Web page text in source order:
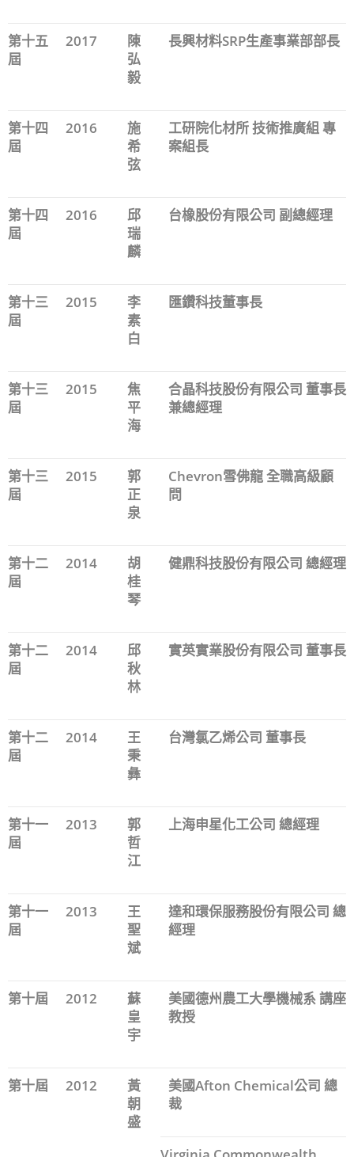
第十五
屆
2017
陳
弘
毅
長興材料SRP生產事業部部長
第十四
屆
2016
施
希
弦
工研院化材所 技術推廣組 專
案組長
第十四
屆
2016
邱
瑞
麟
台橡股份有限公司 副總經理
第十三
屆
2015
李
素
白
匯鑽科技董事長
第十三
屆
2015
焦
平
海
合晶科技股份有限公司 董事長
兼總經理
第十三
屆
2015
郭
正
泉
Chevron雪佛龍 全職高級顧
問
第十二
屆
2014
胡
桂
琴
健鼎科技股份有限公司 總經理
第十二
屆
2014
邱
秋
林
實英實業股份有限公司 董事長
第十二
屆
2014
王
秉
彝
台灣氯乙烯公司 董事長
第十一
屆
2013
郭
哲
江
上海申星化工公司 總經理
第十一
屆
2013
王
聖
斌
達和環保服務股份有限公司 總
經理
第十屆 2012
蘇
皇
宇
美國德州農工大學機械系 講座
教授
第十屆 2012
黃
朝
盛
美國Afton Chemical公司 總
裁